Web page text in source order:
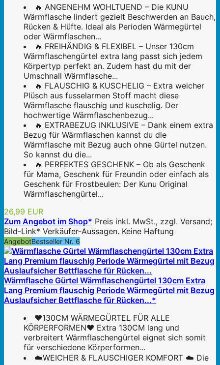
🔥 ANGENEHM WOHLTUEND – Die KUNU
Wärmflasche lindert gezielt Beschwerden an Bauch,
Rücken & Hüfte. Ideal als Perioden Wärmegürtel
oder Wärmflaschen...
🔥 FREIHÄNDIG & FLEXIBEL – Unser 130cm
Wärmflaschengürtel extra lang passt sich jedem
Körpertyp perfekt an. Zudem hast du mit der
Umschnall Wärmflasche...
🔥 FLAUSCHIG & KUSCHELIG – Extra weicher
Plüsch aus fusselarmen Stoff macht diese
Wärmflasche flauschig und kuschelig. Der
hochwertige Wärmflaschenbezug...
🔥 EXTRABEZUG INKLUSIVE – Dank einem extra
Bezug für Wärmflaschen kannst du die
Wärmflasche mit Bezug auch ohne Gürtel nutzen.
So kannst du die...
🔥 PERFEKTES GESCHENK – Ob als Geschenk
für Mama, Geschenk für Freundin oder einfach als
Geschenk für Frostbeulen: Der Kunu Original
Wärmflaschengürtel...
26,99 EUR
Zum Angebot im Shop* Preis inkl. MwSt., zzgl. Versand;
Bild-Link* Verkäufer-Aussagen. Keine Haftung
AngebotBestseller Nr. 6
Wärmflasche Gürtel Wärmflaschengürtel 130cm Extra
Lang Premium flauschig Periode Wärmegürtel mit Bezug
Auslaufsicher Bettflasche für Rücken...*
❤️130CM WÄRMEGÜRTEL FÜR ALLE
KÖRPERFORMEN❤️ Extra 130CM lang und
verbreitert Wärmflaschengürtel eignet sich somit
für verschiedene Körperformen...
☁️WEICHER & FLAUSCHIGER KOMFORT ☁️ Die